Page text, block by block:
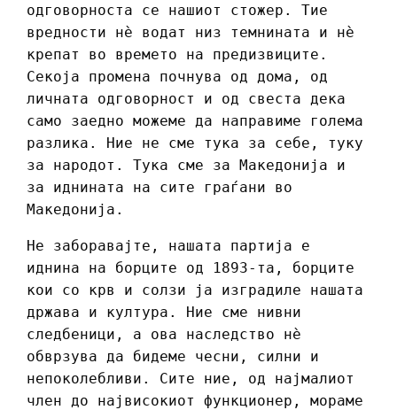
одговорноста се нашиот стожер. Тие
вредности нè водат низ темнината и нè
крепат во времето на предизвиците.
Секоја промена почнува од дома, од
личната одговорност и од свеста дека
само заедно можеме да направиме голема
разлика. Ние не сме тука за себе, туку
за народот. Тука сме за Македонија и
за иднината на сите граѓани во
Македонија.
Не заборавајте, нашата партија е
иднина на борците од 1893-та, борците
кои со крв и солзи ја изградиле нашата
држава и култура. Ние сме нивни
следбеници, а ова наследство нè
обврзува да бидеме чесни, силни и
непоколебливи. Сите ние, од најмалиот
член до највисокиот функционер, мораме